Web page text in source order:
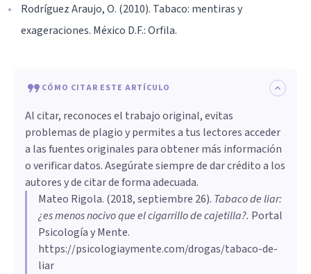
Rodríguez Araujo, O. (2010). Tabaco: mentiras y
exageraciones. México D.F.: Orfila.
CÓMO CITAR ESTE ARTÍCULO
Al citar, reconoces el trabajo original, evitas
problemas de plagio y permites a tus lectores acceder
a las fuentes originales para obtener más información
o verificar datos. Asegúrate siempre de dar crédito a los
autores y de citar de forma adecuada.
Mateo Rigola. (2018, septiembre 26). Tabaco de liar:
¿es menos nocivo que el cigarrillo de cajetilla?. Portal
Psicología y Mente.
https://psicologiaymente.com/drogas/tabaco-de-
liar